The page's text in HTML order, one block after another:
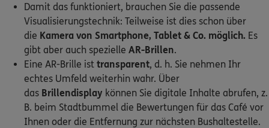
Damit das funktioniert, brauchen Sie die passende
Visualisierungstechnik: Teilweise ist dies schon über
die Kamera von Smartphone, Tablet & Co. möglich. Es
gibt aber auch spezielle AR-Brillen.
Eine AR-Brille ist transparent, d. h. Sie nehmen Ihr
echtes Umfeld weiterhin wahr. Über
das Brillendisplay können Sie digitale Inhalte abrufen, z.
B. beim Stadtbummel die Bewertungen für das Café vor
Ihnen oder die Entfernung zur nächsten Bushaltestelle.